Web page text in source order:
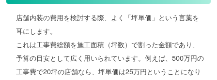
店舗内装の費用を検討する際、よく「坪単価」という言葉を
耳にします。
これは工事費総額を施工面積（坪数）で割った金額であり、
予算の目安として広く用いられています。例えば、500万円の
工事費で20坪の店舗なら、坪単価は25万円ということになり